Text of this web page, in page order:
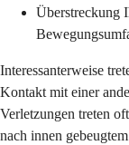
Überstreckung
Interessanterweise
Kontakt mit einer
Verletzungen treten
nach innen